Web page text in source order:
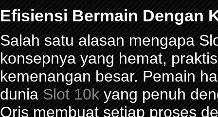
Efisiensi Bermain Dengan
Salah satu alasan mengapa
konsepnya yang hemat,
kemenangan besar. Pemain
duniaSlot 10kyang penuh
Qris membuat setiap proses